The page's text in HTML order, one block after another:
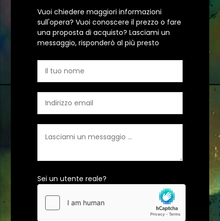
Vuoi chiedere maggiori informazioni
sull'opera? Vuoi conoscere il prezzo o fare
una proposta di acquisto? Lasciami un
messaggio, risponderò al più presto
Sei un utente reale?